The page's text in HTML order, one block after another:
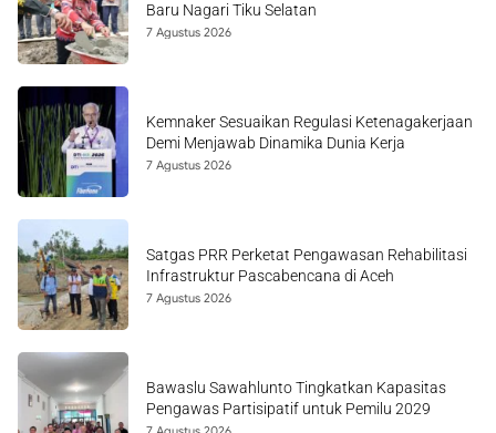
Baru Nagari Tiku Selatan
7 Agustus 2026
Kemnaker Sesuaikan Regulasi Ketenagakerjaan
Demi Menjawab Dinamika Dunia Kerja
7 Agustus 2026
Satgas PRR Perketat Pengawasan Rehabilitasi
Infrastruktur Pascabencana di Aceh
7 Agustus 2026
Bawaslu Sawahlunto Tingkatkan Kapasitas
Pengawas Partisipatif untuk Pemilu 2029